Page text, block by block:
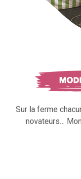
Sur la ferme
novateurs…